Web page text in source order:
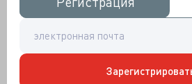
атриопептид, а также витамин
и артериальное давление с
и активации
кальцией диета по механизму
уменьшает уровень этих